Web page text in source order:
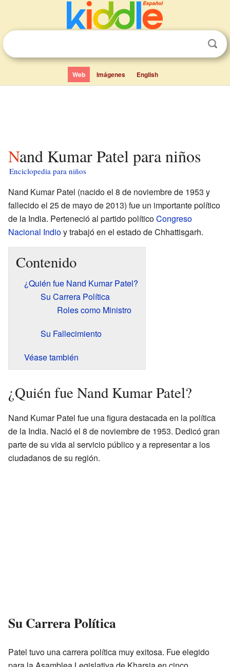
Web Imágenes English
Nand Kumar Patel para niños
Enciclopedia para niños
Nand Kumar Patel (nacido el 8 de noviembre de 1953 y
fallecido el 25 de mayo de 2013) fue un importante político
de la India. Perteneció al partido políticoCongreso
Nacional Indioy trabajó en el estado de Chhattisgarh.
Contenido
¿Quién fue Nand Kumar Patel?
Su Carrera Política
Roles como Ministro
Su Fallecimiento
Véase también
¿Quién fue Nand Kumar Patel?
Nand Kumar Patel fue una figura destacada en la política
de la India. Nació el 8 de noviembre de 1953. Dedicó gran
parte de su vida al servicio público y a representar a los
ciudadanos de su región.
Su Carrera Política
Patel tuvo una carrera política muy exitosa. Fue elegido